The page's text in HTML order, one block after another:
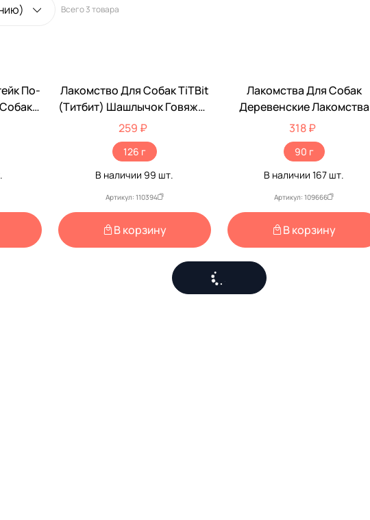
Всего3 товара
По-
Лакомство Для Собак TiTBit
(Титбит) Шашлычок Говяжий
126г
259 ₽
126 г
В наличии 99 шт.
Артикул: 110394
В корзину
Лакомства Для Собак
Деревенские Лакомства
Утиные Шашлычки 90г
318 ₽
90 г
В наличии167 шт.
Артикул: 109666
В корзину